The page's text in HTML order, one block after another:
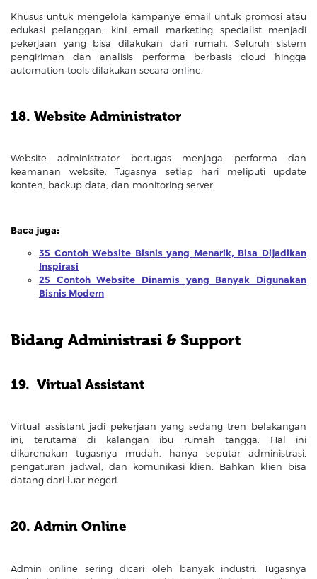
Khusus untuk mengelola kampanye email untuk promosi atau
edukasi pelanggan, kini email marketing specialist menjadi
pekerjaan yang bisa dilakukan dari rumah. Seluruh sistem
pengiriman dan analisis performa berbasis cloud hingga
automation tools dilakukan secara online.
18. Website Administrator
Website administrator bertugas menjaga performa dan
keamanan website. Tugasnya setiap hari meliputi update
konten, backup data, dan monitoring server.
Baca juga:
35 Contoh Website Bisnis yang Menarik, Bisa Dijadikan
Inspirasi
25 Contoh Website Dinamis yang Banyak Digunakan
Bisnis Modern
Bidang Administrasi & Support
19. Virtual Assistant
Virtual assistant jadi pekerjaan yang sedang tren belakangan
ini, terutama di kalangan ibu rumah tangga. Hal ini
dikarenakan tugasnya mudah, hanya seputar administrasi,
pengaturan jadwal, dan komunikasi klien. Bahkan klien bisa
datang dari luar negeri.
20. Admin Online
Admin online sering dicari oleh banyak industri. Tugasnya